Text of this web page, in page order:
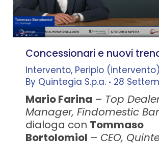
Concessionari e nuovi
Intervento, Periplo (intervento)
By Quintegia S.p.a. 28
Mario Farina – Top
Manager, Findomestic
dialoga con Tommaso
Bortolomiol – CEO,